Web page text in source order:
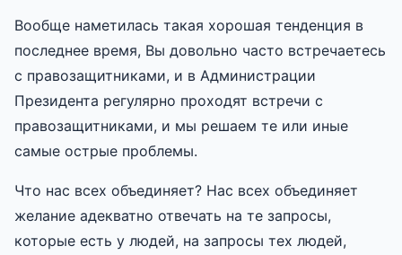
Вообще наметилась такая хорошая тенденция в
последнее время, Вы довольно часто встречаетесь
с правозащитниками, и в Администрации
Президента регулярно проходят встречи с
правозащитниками, и мы решаем те или иные
самые острые проблемы.
Что нас всех объединяет? Нас всех объединяет
желание адекватно отвечать на те запросы,
которые есть у людей, на запросы тех людей,